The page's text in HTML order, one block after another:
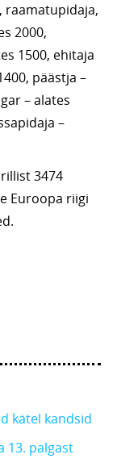
raamatupidaja,
2000,
1500, ehitaja
päästja –
– alates
–
3474
Euroopa riigi
kätel kandsid
13. palgast